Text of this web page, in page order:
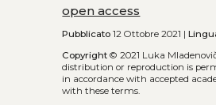
open access
Pubblicato 12 Ottobre 2021 |
Copyright © 2021 Luka
distribution or reproduction is
in accordance with accepted
with these terms.